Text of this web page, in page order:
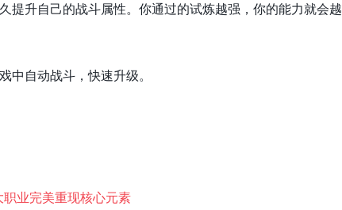
提升自己的战斗属性。你通过的试炼越强，你的能力就会越
中自动战斗，快速升级。